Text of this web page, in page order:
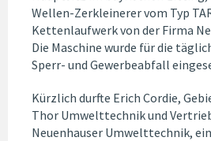
Wellen-Zerkleinerer vom Typ
Kettenlaufwerk von der Firma
Die Maschine wurde für die
Sperr- und Gewerbeabfall
Kürzlich durfte Erich Cordie,
Thor Umwelttechnik und
Neuenhauser Umwelttechnik,